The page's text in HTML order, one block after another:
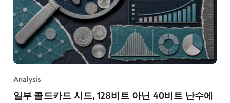
Analysis
일부 콜드카드 시드, 128비트 아닌 40비트 난수에